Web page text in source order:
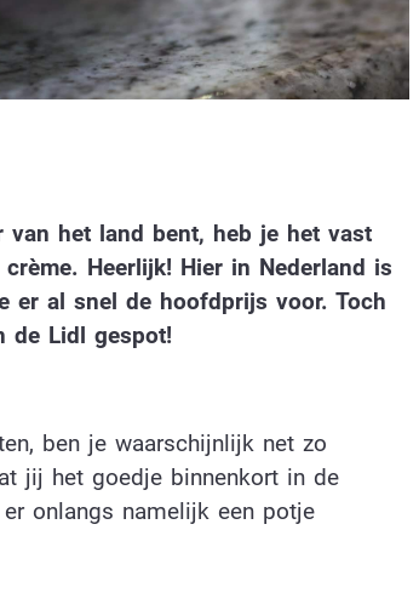
van het land bent, heb je het vast
Heerlijk! Hier in Nederland is
al snel de hoofdprijs voor. Toch
de Lidl gespot!
ben je waarschijnlijk net zo
jij het goedje binnenkort in de
onlangs namelijk een potje